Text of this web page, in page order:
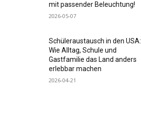
mit passender Beleuchtung!
2026-05-07
Schüleraustausch in den USA:
Wie Alltag, Schule und
Gastfamilie das Land anders
erlebbar machen
2026-04-21